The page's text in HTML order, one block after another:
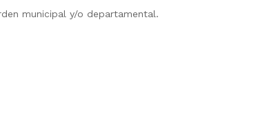
municipal y/o departamental.